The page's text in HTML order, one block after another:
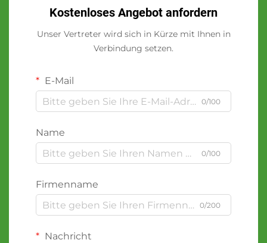
Kostenloses Angebot anfordern
Unser Vertreter wird sich in Kürze mit Ihnen in
Verbindung setzen.
E-Mail
0/100
Name
0/100
Firmenname
0/200
Nachricht